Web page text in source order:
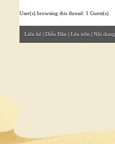
User(s) browsing this thread: 1 Guest(s)
Liên hệ | Diễn Đàn | Lên trên | Nội dung